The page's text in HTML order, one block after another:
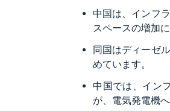
中国は、インフ
スペースの増加
同国はディーゼ
めています。
中国では、イン
が、電気発電機